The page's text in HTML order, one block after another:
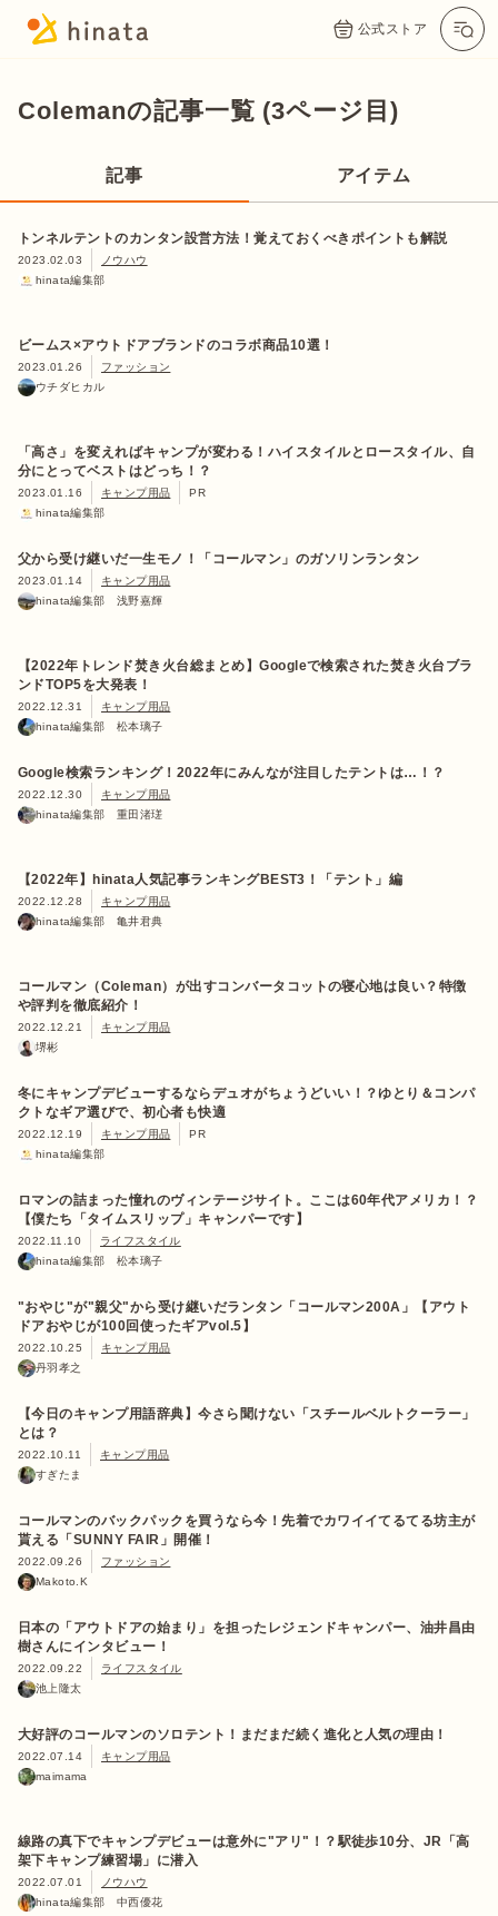
公式ストア
Colemanの記事一覧 (3ページ目)
記事 アイテム
トンネルテントのカンタン設営方法！覚えておくべきポイントも解説
2023.02.03
ノウハウ
hinata編集部
ビームス×アウトドアブランドのコラボ商品10選！
2023.01.26
ファッション
ウチダヒカル
「高さ」を変えればキャンプが変わる！ハイスタイルとロースタイル、自
分にとってベストはどっち！？
2023.01.16 キャンプ用品
PR
hinata編集部
父から受け継いだ一生モノ！「コールマン」のガソリンランタン
2023.01.14
キャンプ用品
hinata編集部 浅野嘉輝
【2022年トレンド焚き火台総まとめ】Googleで検索された焚き火台ブラ
ンドTOP5を大発表！
2022.12.31
キャンプ用品
hinata編集部 松本璃子
Google検索ランキング！2022年にみんなが注目したテントは…！？
2022.12.30
キャンプ用品
hinata編集部 重田渚瑳
【2022年】hinata人気記事ランキングBEST3！「テント」編
2022.12.28
キャンプ用品
hinata編集部 亀井君典
コールマン（Coleman）が出すコンバータコットの寝心地は良い？特徴
や評判を徹底紹介！
2022.12.21
キャンプ用品
堺彬
冬にキャンプデビューするならデュオがちょうどいい！？ゆとり＆コンパ
クトなギア選びで、初心者も快適
2022.12.19 キャンプ用品
PR
hinata編集部
ロマンの詰まった憧れのヴィンテージサイト。ここは60年代アメリカ！？
【僕たち「タイムスリップ」キャンパーです】
2022.11.10
ライフスタイル
hinata編集部 松本璃子
"おやじ"が"親父"から受け継いだランタン「コールマン200A」【アウト
ドアおやじが100回使ったギアvol.5】
2022.10.25
キャンプ用品
丹羽孝之
【今日のキャンプ用語辞典】今さら聞けない「スチールベルトクーラー」
とは？
2022.10.11
キャンプ用品
すぎたま
コールマンのバックパックを買うなら今！先着でカワイイてるてる坊主が
貰える「SUNNY FAIR」開催！
2022.09.26
ファッション
Makoto.K
日本の「アウトドアの始まり」を担ったレジェンドキャンパー、油井昌由
樹さんにインタビュー！
2022.09.22
ライフスタイル
池上隆太
大好評のコールマンのソロテント！まだまだ続く進化と人気の理由！
2022.07.14
キャンプ用品
maimama
線路の真下でキャンプデビューは意外に"アリ"！？駅徒歩10分、JR「高
架下キャンプ練習場」に潜入
2022.07.01
ノウハウ
hinata編集部 中西優花